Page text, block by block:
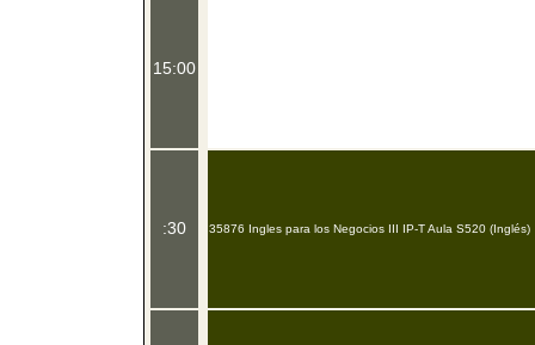
15:00
:30 35876 Ingles para los Negocios III IP-T Aula S520 (Inglés)